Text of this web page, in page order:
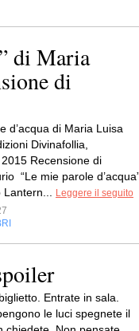
di Maria
di
d’acqua di Maria Luisa
Divinafollia,
Recensione di
“Le mie parole
Leggere il seguito
Entrate in sala.
le luci spegnete il